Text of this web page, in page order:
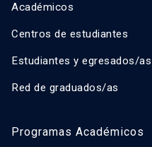
Académicos
Centros de estudiantes
Estudiantes y egresados/as
Red de graduados/as
Programas Académicos